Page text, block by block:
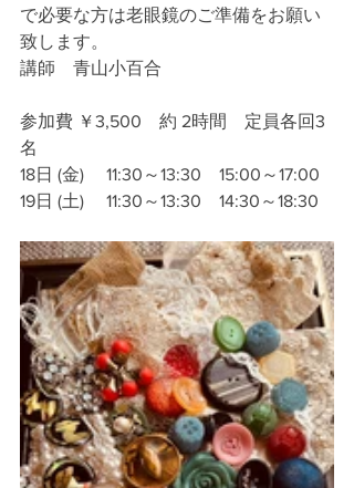
で必要な方は老眼鏡のご準備をお願い
致します。
講師　青山小百合
参加費 ￥3,500　約 2時間　定員各回3
名
18日 (金)　 11:30～13:30　15:00～17:00
19日 (土) 　11:30～13:30　14:30～18:30